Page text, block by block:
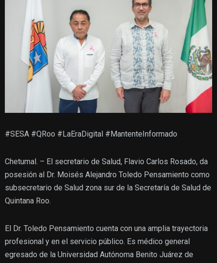
#SESA #QRoo #LaEraDigital #MantenteInformado
Chetumal. – El secretario de Salud, Flavio Carlos Rosado, da
posesión al Dr. Moisés Alejandro Toledo Pensamiento como
subsecretario de Salud zona sur de la Secretaría de Salud de
Quintana Roo.
El Dr. Toledo Pensamiento cuenta con una amplia trayectoria
profesional y en el servicio público. Es médico general
egresado de la Universidad Autónoma Benito Juárez de